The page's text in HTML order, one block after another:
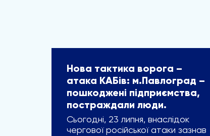
Нова тактика ворога –
атака КАБів: м.Павлоград –
пошкоджені підприємства,
постраждали люди.
Сьогодні, 23 липня, внаслідок
чергової російської атаки зазнав